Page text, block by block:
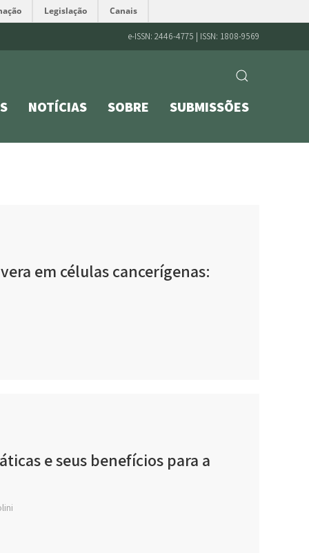
Legislação Canais
e-ISSN: 2446-4775 | ISSN: 1808-9569
NOTÍCIAS SOBRE SUBMISSÕES
em células cancerígenas:
e seus benefícios para a